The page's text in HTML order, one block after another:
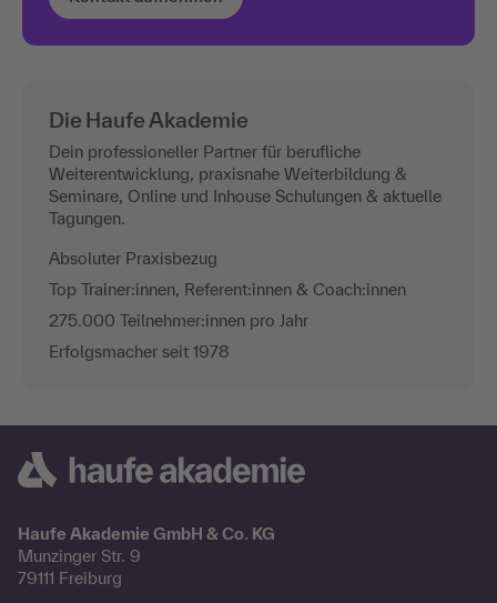
Die Haufe Akademie
Dein professioneller Partner für berufliche
Weiterentwicklung, praxisnahe Weiterbildung &
Seminare, Online und Inhouse Schulungen & aktuelle
Tagungen.
Absoluter Praxisbezug
Top Trainer:innen, Referent:innen & Coach:innen
275.000 Teilnehmer:innen pro Jahr
Erfolgsmacher seit 1978
Haufe Akademie GmbH & Co. KG
Munzinger Str. 9
79111 Freiburg